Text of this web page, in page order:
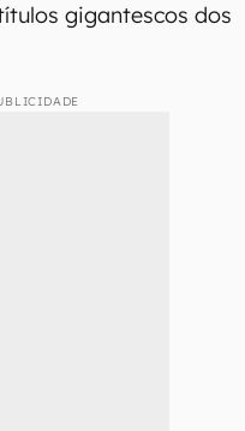
gigantescos dos